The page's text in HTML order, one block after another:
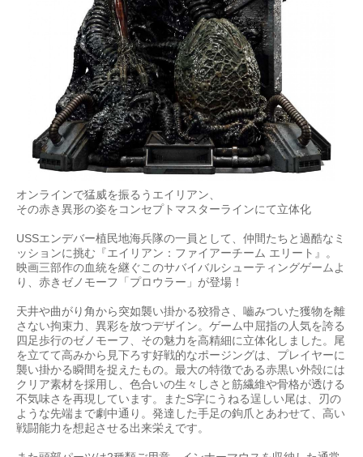
オンラインで猛威を振るうエイリアン、
その赤き異形の姿をコンセプトマスターラインにて立体化
USSエンデバー植民地海兵隊の一員として、仲間たちと過酷なミ
ッションに挑む『エイリアン：ファイアーチーム エリート』。
映画三部作の血統を継ぐこのサバイバルシューティングゲームよ
り、赤きゼノモーフ「プロウラー」が登場！
天井や曲がり角から突如襲い掛かる狡猾さ、嚙みついた獲物を離
さない拘束力、異彩を放つデザイン。ゲーム中屈指の人気を誇る
四足歩行のゼノモーフ、その魅力を高精細に立体化しました。尾
を立てて高みから見下ろす好戦的なポージングは、プレイヤーに
襲い掛かる瞬間を捉えたもの。最大の特徴である赤黒い外殻には
クリア素材を採用し、色合いの生々しさと筋繊維や骨格が透ける
不気味さを再現しています。またS字にうねる逞しい尾は、刃の
ような先端まで劇中通り。発達した手足の鉤爪とあわせて、高い
戦闘能力を想起させる出来栄えです。